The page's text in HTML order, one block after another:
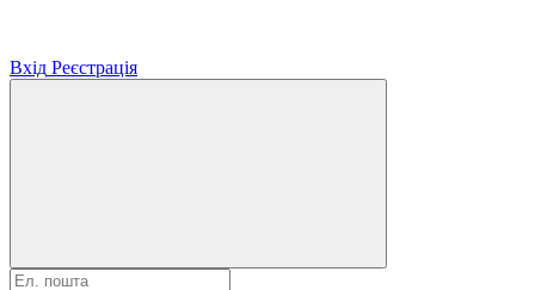
Вхід Реєстрація